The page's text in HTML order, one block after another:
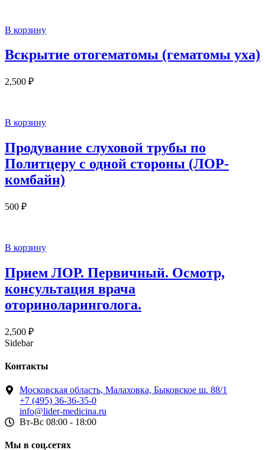
В корзину
Вскрытие отогематомы (гематомы уха)
2,500 ₽
В корзину
Продувание слуховой трубы по
Политцеру с одной стороны (ЛОР-
комбайн)
500 ₽
В корзину
Прием ЛОР. Первичный. Осмотр,
консультация врача
оториноларинголога.
2,500 ₽
Sidebar
Контакты
Московская область, Малаховка, Быковское ш. 88/1
+7 (495) 36-36-35-0
info@lider-medicina.ru
Вт-Вс 08:00 - 18:00
Мы в соц.сетях